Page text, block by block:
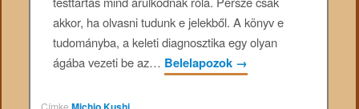
akkor, ha olvasni tudunk e jelekből. A könyv e
tudományba, a keleti diagnosztika egy olyan
ágába vezeti be az… Belelapozok →
Címke